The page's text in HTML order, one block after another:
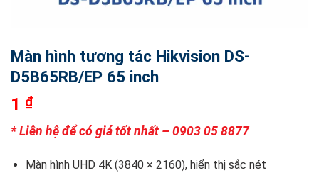
Màn hình tương tác Hikvision DS-
D5B65RB/EP 65 inch
1 ₫
* Liên hệ để có giá tốt nhất – 0903 05 8877
Màn hình UHD 4K (3840 × 2160), hiển thị sắc nét